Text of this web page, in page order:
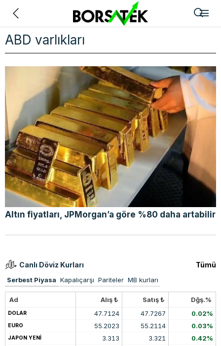
ABD varlıkları
Altın fiyatları, JPMorgan’a göre %80 daha artabilir
Canlı Döviz Kurları Tümü
Serbest Piyasa Kapalıçarşı Pariteler MB kurları
Ad Alış ₺ Satış ₺ Dğş.%
DOLAR 47.7124 47.7267 0.02%
EURO 55.2023 55.2114 0.03%
JAPON YENİ 3.313 3.321 0.42%